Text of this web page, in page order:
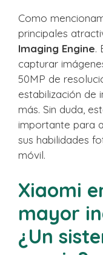
Como
principales
Imaging Engine.
capturar
50MP de
estabilización de
más. Sin duda,
importante para
sus habilidades
móvil.
Xiaomi
mayor
¿Un